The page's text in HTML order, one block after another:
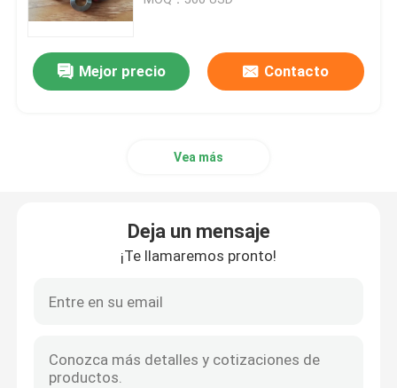
Sello del labio del aceite
Sello del anillo o
Mejor precio Contacto
Vea más
Deja un mensaje
¡Te llamaremos pronto!